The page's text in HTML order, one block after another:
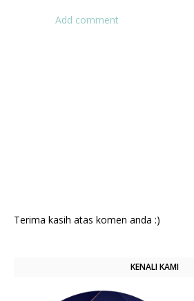
Add comment
Terima kasih atas komen anda :)
KENALI KAMI